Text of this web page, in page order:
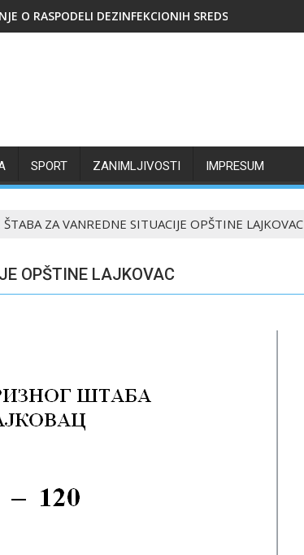
O RASPODELI DEZINFEKCIONIH SREDSTAVA
SPORT ZANIMLJIVOSTI IMPRESUM
ŠTABA ZA VANREDNE SITUACIJE OPŠTINE LAJKOVAC
OPŠTINE LAJKOVAC